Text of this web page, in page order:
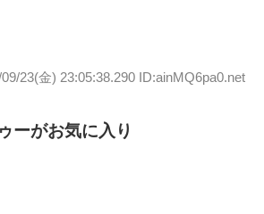
23(金) 23:05:38.290 ID:ainMQ6pa0.net
ーがお気に入り